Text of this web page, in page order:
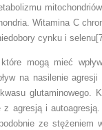
Witamina C
cynku i
które mogą mieć
na nasilenie
glutaminowego.
i
ze